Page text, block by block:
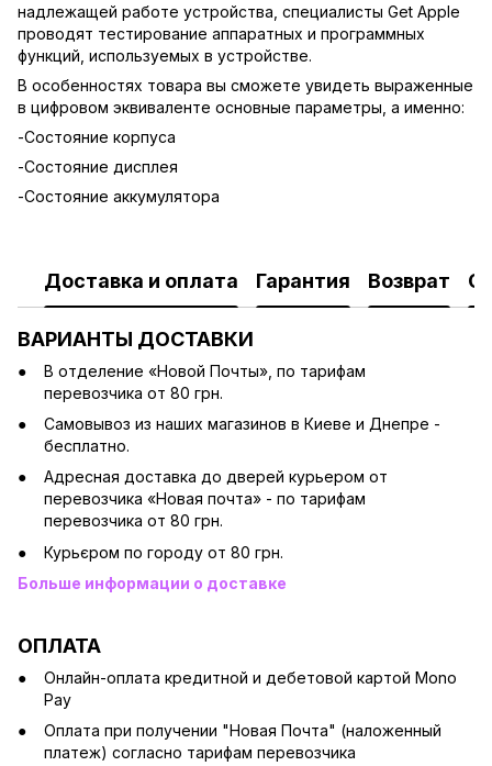
надлежащей работе устройства, специалисты Get Apple
проводят тестирование аппаратных и программных
функций, используемых в устройстве.
В особенностях товара вы сможете увидеть выраженные
в цифровом эквиваленте основные параметры, а именно:
-Состояние корпуса
-Состояние дисплея
-Состояние аккумулятора
Доставка и оплата Гарантия Возврат
ВАРИАНТЫ ДОСТАВКИ
В отделение «Новой Почты», по тарифам
перевозчика от 80 грн.
Cамовывоз из наших магазинов в Киеве и Днепре -
бесплатно.
Адресная доставка до дверей курьером от
перевозчика «Новая почта» - по тарифам
перевозчика от 80 грн.
Курьєром по городу от 80 грн.
Больше информации о доставке
ОПЛАТА
Онлайн-оплата кредитной и дебетовой картой Mono
Pay
Оплата при получении "Новая Почта" (наложенный
платеж) согласно тарифам перевозчика